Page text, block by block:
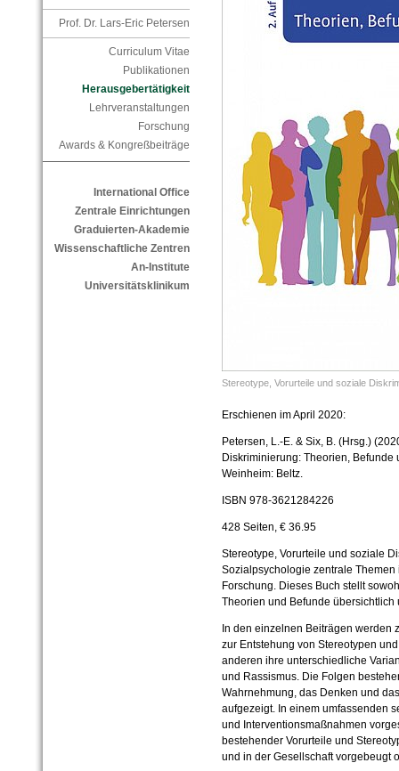
Prof. Dr. Lars-Eric Petersen
Curriculum Vitae
Publikationen
Herausgebertätigkeit
Lehrveranstaltungen
Forschung
Awards & Kongreßbeiträge
International Office
Zentrale Einrichtungen
Graduierten-Akademie
Wissenschaftliche Zentren
An-Institute
Universitätsklinikum
Stereotype, Vorurteile und soziale
Erschienen im April 2020:
Petersen, L.-E. & Six, B. (Hrsg.)
Diskriminierung: Theorien, Befunde
Weinheim: Beltz.
ISBN 978-3621284226
428 Seiten, € 36.95
Stereotype, Vorurteile und soziale
Sozialpsychologie zentrale
Forschung. Dieses Buch stellt
Theorien und Befunde übersichtlich
In den einzelnen Beiträgen werden
zur Entstehung von Stereotypen
anderen ihre unterschiedliche
und Rassismus. Die Folgen
Wahrnehmung, das Denken und
aufgezeigt. In einem umfassenden
und Interventionsmaßnahmen
bestehender Vorurteile und
und in der Gesellschaft vorgebeugt